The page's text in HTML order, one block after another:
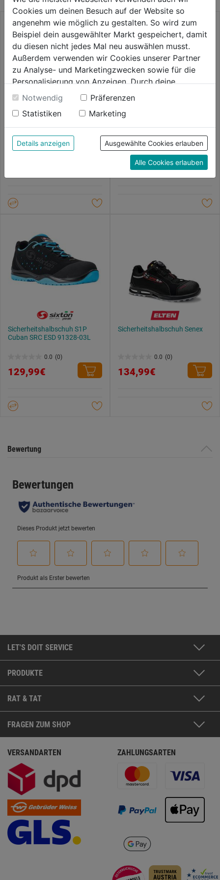
Sicherheitshochschuh S3
Reaction SRC ESD schw.XXT
Mid
Sicherheitshalbschuh Joran
blau LOW
0.0 (0)
129,99€
Sicherheitshalbschuh S1P
Cuban SRC ESD 91328-03L
0.0 (0)
von
129,99€
Sicherheitshalbschuh Senex
0.0 (0)
von
134,99€
Bewertung
LET'S DOIT SERVICE
PRODUKTE
RAT & TAT
FRAGEN ZUM SHOP
VERSANDARTEN ZAHLUNGSARTEN
Cookies um deinen Besuch auf der Website so
angenehm wie möglich zu gestalten. So wird zum
Beispiel dein ausgewählter Markt gespeichert, damit
du diesen nicht jedes Mal neu auswählen musst.
Außerdem verwenden wir Cookies unserer Partner
zu Analyse- und Marketingzwecken sowie für die
Personalisierung von Anzeigen. Durch deine
Einwilligung werden die Daten von Drittanbieter,
unter anderem auch in den USA, verarbeitet.
Durch Klick auf "Alle Cookies erlauben" stimmst du
der Verwendung aller Cookies zu. Unter "Details
anzeigen" findest du alle Infos zu den
unterschiedlichen Cookies, unter "Cookies
Konfigurieren" kannst du auswählen, welche Cookies
du zulassen möchtest und welche nicht.
Datenschutzerklärung.
Notwendig
Präferenzen
Statistiken
Marketing
Details anzeigen Ausgewählte Cookies erlauben
Alle Cookies erlauben